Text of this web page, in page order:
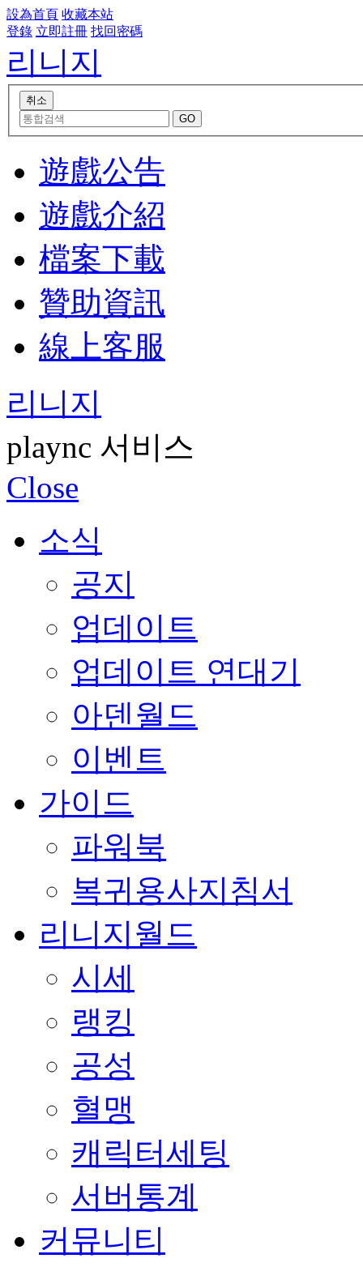
設為首頁 收藏本站
登錄 立即註冊 找回密碼
리니지
遊戲公告
遊戲介紹
檔案下載
贊助資訊
線上客服
리니지
plaync 서비스
Close
소식
공지
업데이트
업데이트 연대기
아덴월드
이벤트
가이드
파워북
복귀용사지침서
리니지월드
시세
랭킹
공성
혈맹
캐릭터세팅
서버통계
커뮤니티